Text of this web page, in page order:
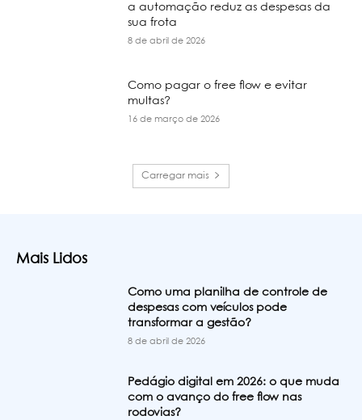
a automação reduz as despesas da
sua frota
8 de abril de 2026
Como pagar o free flow e evitar
multas?
16 de março de 2026
Carregar mais
Mais Lidos
Como uma planilha de controle de
despesas com veículos pode
transformar a gestão?
8 de abril de 2026
Pedágio digital em 2026: o que muda
com o avanço do free flow nas
rodovias?